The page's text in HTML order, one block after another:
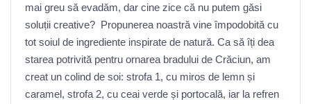
mai greu să evadăm, dar cine zice că nu putem găsi
soluții creative? Propunerea noastră vine împodobită cu
tot soiul de ingrediente inspirate de natură. Ca să îți dea
starea potrivită pentru ornarea bradului de Crăciun, am
creat un colind de soi: strofa 1, cu miros de lemn și
caramel, strofa 2, cu ceai verde și portocală, iar la refren